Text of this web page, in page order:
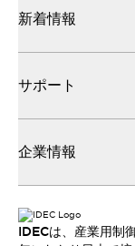
新着情報
サポート
企業情報
IDECは、産業用制